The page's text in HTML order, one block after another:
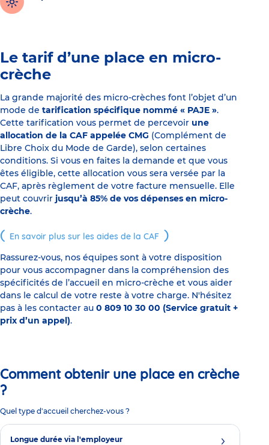
Le tarif d’une place en micro-
crèche
La grande majorité des micro-crèches font l’objet d’un
mode de tarification spécifique nommé « PAJE ».
Cette tarification vous permet de percevoir une
allocation de la CAF appelée CMG (Complément de
Libre Choix du Mode de Garde), selon certaines
conditions. Si vous en faites la demande et que vous
êtes éligible, cette allocation vous sera versée par la
CAF, après règlement de votre facture mensuelle. Elle
peut couvrir jusqu’à 85% de vos dépenses en micro-
crèche.
En savoir plus sur les aides de la CAF
Rassurez-vous, nos équipes sont à votre disposition
pour vous accompagner dans la compréhension des
spécificités de l’accueil en micro-crèche et vous aider
dans le calcul de votre reste à votre charge. N'hésitez
pas à les contacter au 0 809 10 30 00 (Service gratuit +
prix d’un appel).
Comment obtenir une place en crèche
?
Quel type d'accueil cherchez-vous ?
Longue durée via l'employeur